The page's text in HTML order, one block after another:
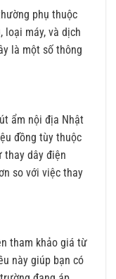
phụ thuộc
loại máy, và dịch
là một số thông
ẩm nội địa Nhật
đồng tùy thuộc
thay dây điện
so với việc thay
tham khảo giá từ
này giúp bạn có